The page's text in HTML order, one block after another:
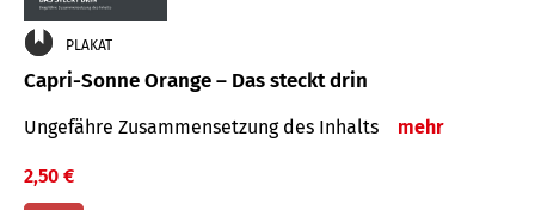
PLAKAT
Capri-Sonne Orange – Das steckt drin
Ungefähre Zu­sammen­setzung des Inhalts mehr
2,50 €